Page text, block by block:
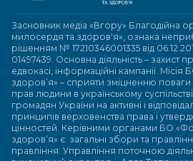
Засновник медіа «Вгору» Благодійна
милосердя та здоров'я», ознака
рішенням № 17210346001335 від
01497439. Основна діяльність – захист
едвокасі, інформаційні кампанії.
здоров’я» – сприяти зміцненню поваги
прав людини в українському
громадян України на активні і
принципів верховенства права і
цінностей. Керівними органами БО
здоров’я» є: загальні збори та
правління. Управління поточною